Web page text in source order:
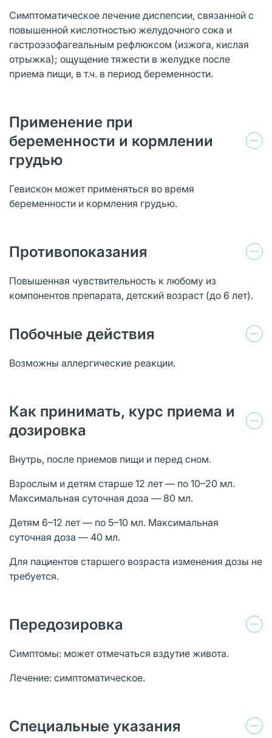
Симптоматическое лечение диспепсии, связанной с
повышенной кислотностью желудочного сока и
гастроэзофагеальным рефлюксом (изжога, кислая
отрыжка); ощущение тяжести в желудке после
приема пищи, в т.ч. в период беременности.
Применение при
беременности и кормлении
грудью
Гевискон может применяться во время
беременности и кормления грудью.
Противопоказания
Повышенная чувствительность к любому из
компонентов препарата, детский возраст (до 6 лет).
Побочные действия
Возможны аллергические реакции.
Как принимать, курс приема и
дозировка
Внутрь, после приемов пищи и перед сном.
Взрослым и детям старше 12 лет — по 10–20 мл.
Максимальная суточная доза — 80 мл.
Детям 6–12 лет — по 5–10 мл. Максимальная
суточная доза — 40 мл.
Для пациентов старшего возраста изменения дозы не
требуется.
Передозировка
Симптомы: может отмечаться вздутие живота.
Лечение: симптоматическое.
Специальные указания